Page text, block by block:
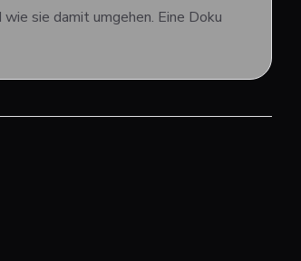
sie damit umgehen. Eine Doku